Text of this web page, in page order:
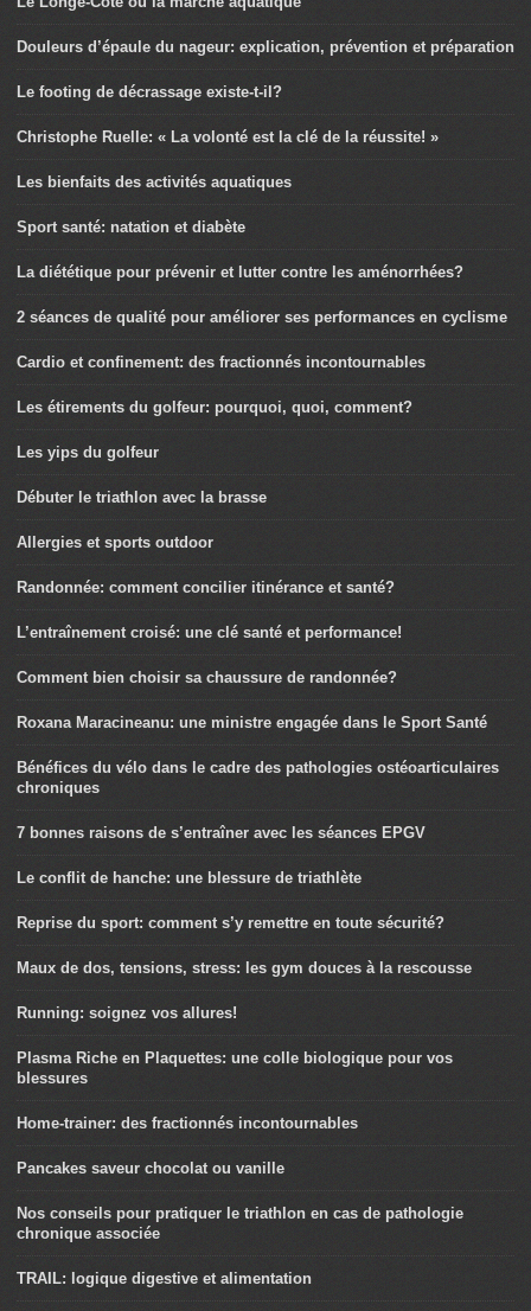
Douleurs d’épaule du nageur: explication, prévention et préparation
Le footing de décrassage existe-t-il?
Christophe Ruelle: « La volonté est la clé de la réussite! »
Les bienfaits des activités aquatiques
Sport santé: natation et diabète
La diététique pour prévenir et lutter contre les aménorrhées?
2 séances de qualité pour améliorer ses performances en cyclisme
Cardio et confinement: des fractionnés incontournables
Les étirements du golfeur: pourquoi, quoi, comment?
Les yips du golfeur
Débuter le triathlon avec la brasse
Allergies et sports outdoor
Randonnée: comment concilier itinérance et santé?
L’entraînement croisé: une clé santé et performance!
Comment bien choisir sa chaussure de randonnée?
Roxana Maracineanu: une ministre engagée dans le Sport Santé
Bénéfices du vélo dans le cadre des pathologies ostéoarticulaires
chroniques
7 bonnes raisons de s’entraîner avec les séances EPGV
Le conflit de hanche: une blessure de triathlète
Reprise du sport: comment s’y remettre en toute sécurité?
Maux de dos, tensions, stress: les gym douces à la rescousse
Running: soignez vos allures!
Plasma Riche en Plaquettes: une colle biologique pour vos
blessures
Home-trainer: des fractionnés incontournables
Pancakes saveur chocolat ou vanille
Nos conseils pour pratiquer le triathlon en cas de pathologie
chronique associée
TRAIL: logique digestive et alimentation